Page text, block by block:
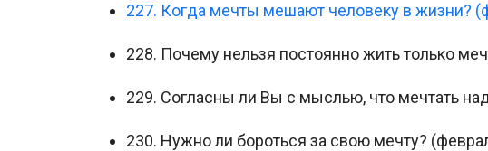
227. Когда мечты мешают человеку в жизни?
228. Почему нельзя постоянно жить только
229. Согласны ли Вы с мыслью, что мечтать
230. Нужно ли бороться за свою мечту?